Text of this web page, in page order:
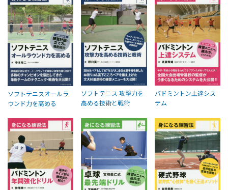
ソフトテニスオールラ
ウンド力を高める
ソフトテニス 攻撃力を
高める技術と戦術
バドミントン上達シス
テム